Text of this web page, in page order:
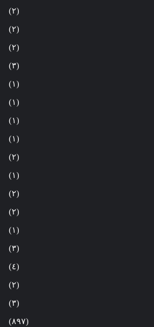
(٢)
(٢)
(٢)
(٣)
(١)
(١)
(١)
(١)
(٢)
(١)
(٢)
(٢)
(١)
(٣)
(٤)
(٢)
(٣)
(٨٩٧)